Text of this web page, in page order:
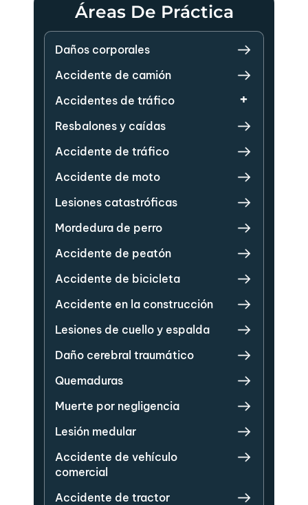
Áreas De Práctica
Daños corporales
Accidente de camión
Accidentes de tráfico
Resbalones y caídas
Accidente de tráfico
Accidente de moto
Lesiones catastróficas
Mordedura de perro
Accidente de peatón
Accidente de bicicleta
Accidente en la construcción
Lesiones de cuello y espalda
Daño cerebral traumático
Quemaduras
Muerte por negligencia
Lesión medular
Accidente de vehículo
comercial
Accidente de tractor